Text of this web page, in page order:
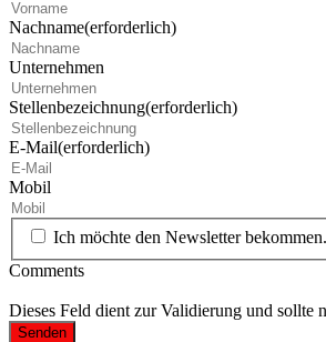
Nachname(erforderlich)
Unternehmen
Stellenbezeichnung(erforderlich)
E-Mail(erforderlich)
Mobil
Ich möchte den Newsletter bekommen.
Comments
Dieses Feld dient zur Validierung und sollte